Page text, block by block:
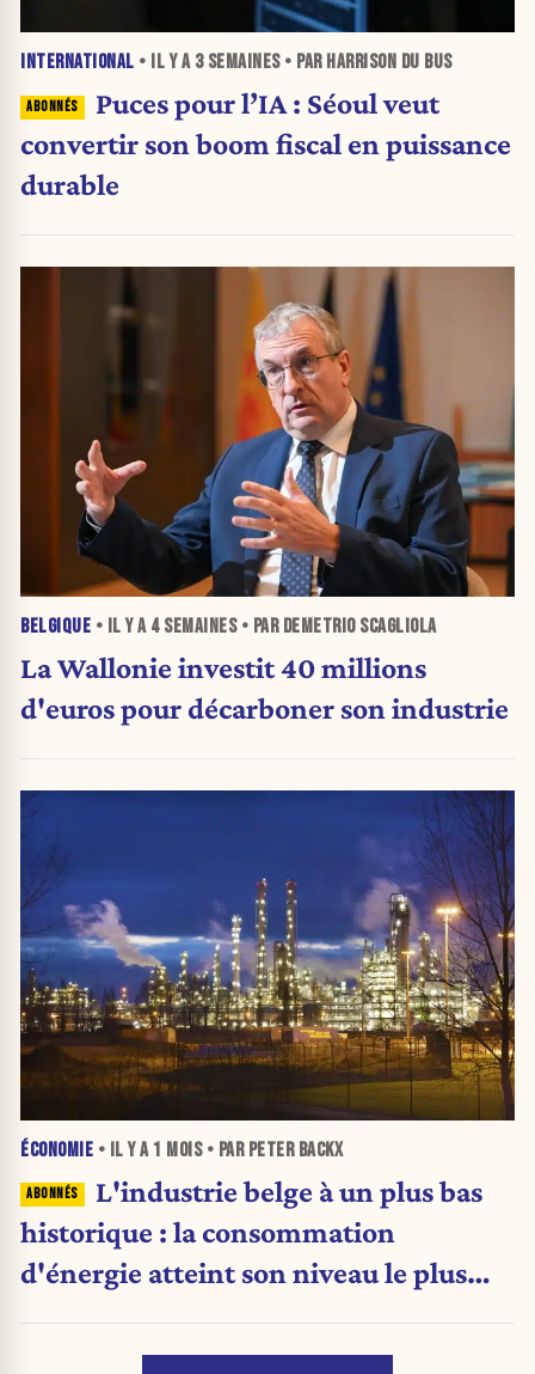
INTERNATIONAL • IL Y A 3 SEMAINES• PAR HARRISON DU BUS
Puces pour l’IA : Séoul veut
convertir son boom fiscal en puissance
durable
BELGIQUE • IL Y A 4 SEMAINES• PAR DEMETRIO SCAGLIOLA
La Wallonie investit 40 millions
d'euros pour décarboner son industrie
ÉCONOMIE • IL Y A 1 MOIS• PAR PETER BACKX
L'industrie belge à un plus bas
historique : la consommation
d'énergie atteint son niveau le plus